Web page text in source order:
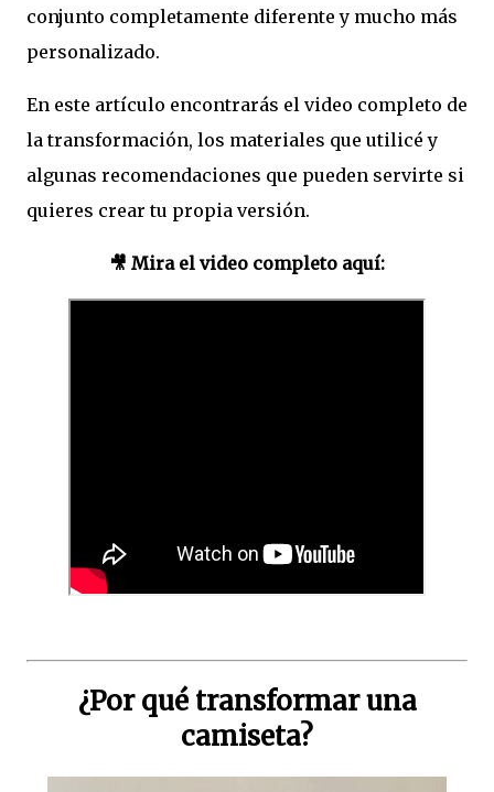
conjunto completamente diferente y mucho más
personalizado.
En este artículo encontrarás el video completo de
la transformación, los materiales que utilicé y
algunas recomendaciones que pueden servirte si
quieres crear tu propia versión.
🎥 Mira el video completo aquí:
¿Por qué transformar una
camiseta?